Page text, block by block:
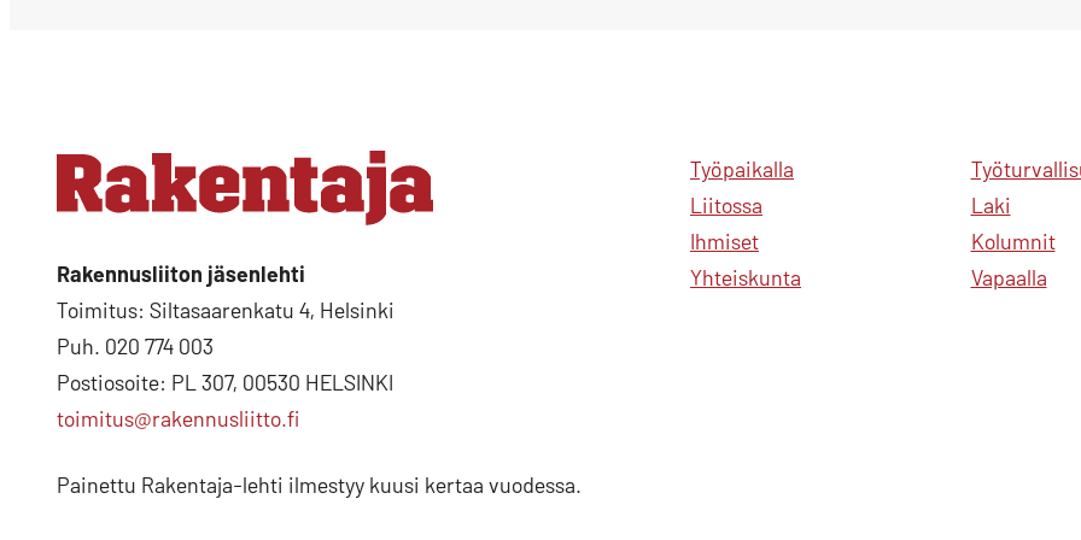
Rakennusliiton jäsenlehti
Toimitus: Siltasaarenkatu 4, Helsinki
Puh. 020 774 003
Postiosoite: PL 307, 00530 HELSINKI
toimitus@rakennusliitto.fi
Painettu Rakentaja-lehti ilmestyy kuusi kertaa vuodessa.
Työpaikalla
Liitossa
Ihmiset
Yhteiskunta
Laki
Kolumnit
Vapaalla